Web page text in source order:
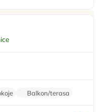
Balkon/terasa